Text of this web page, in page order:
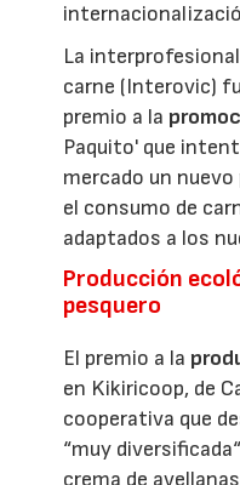
La
carne (Interovic)
premio a la
Paquito' que
mercado un
el consumo de
adaptados a los
Producción
pesquero
El premio a la
en Kikiricoop, de
cooperativa que
“muy
crema de